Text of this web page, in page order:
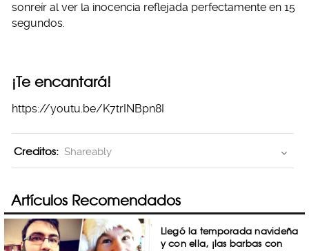
sonreír al ver la inocencia reflejada perfectamente en 15
segundos.
¡Te encantará!
https://youtu.be/K7trINBpn8I
Creditos: Shareably
Artículos Recomendados
Llegó la temporada navideña
y con ella, ¡las barbas con